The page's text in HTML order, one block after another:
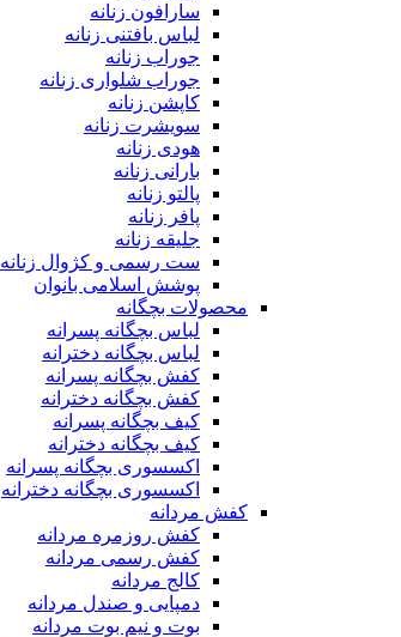
سارافون زنانه
لباس بافتنی زنانه
جوراب زنانه
جوراب شلواری زنانه
کاپشن زنانه
سویشرت زنانه
هودی زنانه
بارانی زنانه
پالتو زنانه
پافر زنانه
جلیقه زنانه
ست رسمی و کژوال زنانه
پوشش اسلامی بانوان
محصولات بچگانه
لباس بچگانه پسرانه
لباس بچگانه دخترانه
کفش بچگانه پسرانه
کفش بچگانه دخترانه
کیف بچگانه پسرانه
کیف بچگانه دخترانه
اکسسوری بچگانه پسرانه
اکسسوری بچگانه دخترانه
کفش مردانه
کفش روزمره مردانه
کفش رسمی مردانه
کالج مردانه
دمپایی و صندل مردانه
بوت و نیم بوت مردانه